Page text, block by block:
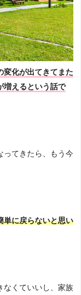
変化が出てきてまた
増えるという話で
ってきたら、もう今
単に戻らないと思い
なくていいし、家族